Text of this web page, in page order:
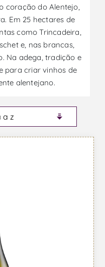
coração do Alentejo,
Em 25 hectares de
como Trincadeira,
e, nas brancas,
Na adega, tradição e
para criar vinhos de
alentejano.